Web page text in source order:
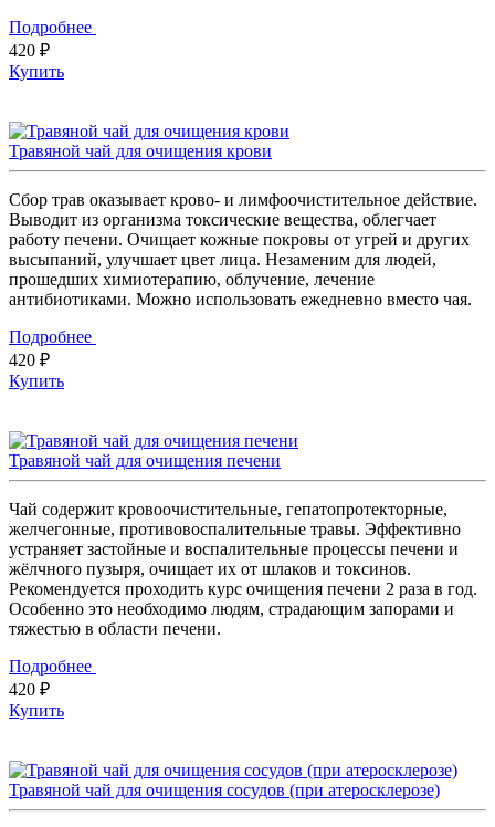
Подробнее
420 ₽
Купить
Травяной чай для очищения крови
Сбор трав оказывает крово- и лимфоочистительное действие.
Выводит из организма токсические вещества, облегчает
работу печени. Очищает кожные покровы от угрей и других
высыпаний, улучшает цвет лица. Незаменим для людей,
прошедших химиотерапию, облучение, лечение
антибиотиками. Можно использовать ежедневно вместо чая.
Подробнее
420 ₽
Купить
Травяной чай для очищения печени
Чай содержит кровоочистительные, гепатопротекторные,
желчегонные, противовоспалительные травы. Эффективно
устраняет застойные и воспалительные процессы печени и
жёлчного пузыря, очищает их от шлаков и токсинов.
Рекомендуется проходить курс очищения печени 2 раза в год.
Особенно это необходимо людям, страдающим запорами и
тяжестью в области печени.
Подробнее
420 ₽
Купить
Травяной чай для очищения сосудов (при атеросклерозе)